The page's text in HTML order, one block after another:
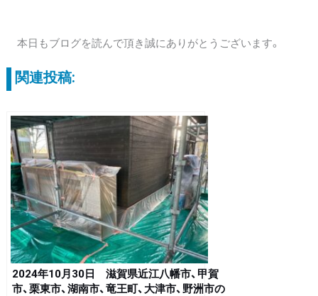
本日もブログを読んで頂き誠にありがとうございます。
関連投稿:
2024年10月30日 滋賀県近江八幡市、甲賀
市、栗東市、湖南市、竜王町、大津市、野洲市の